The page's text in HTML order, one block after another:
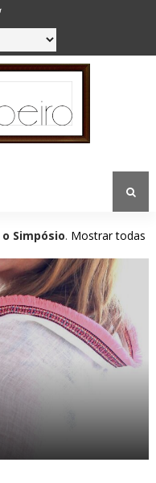
o Simpósio. Mostrar todas